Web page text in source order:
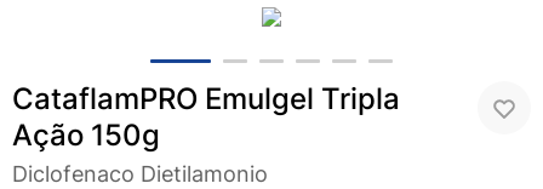
CataflamPRO Emulgel Tripla
Ação 150g
Diclofenaco Dietilamonio
4 º
shampoo